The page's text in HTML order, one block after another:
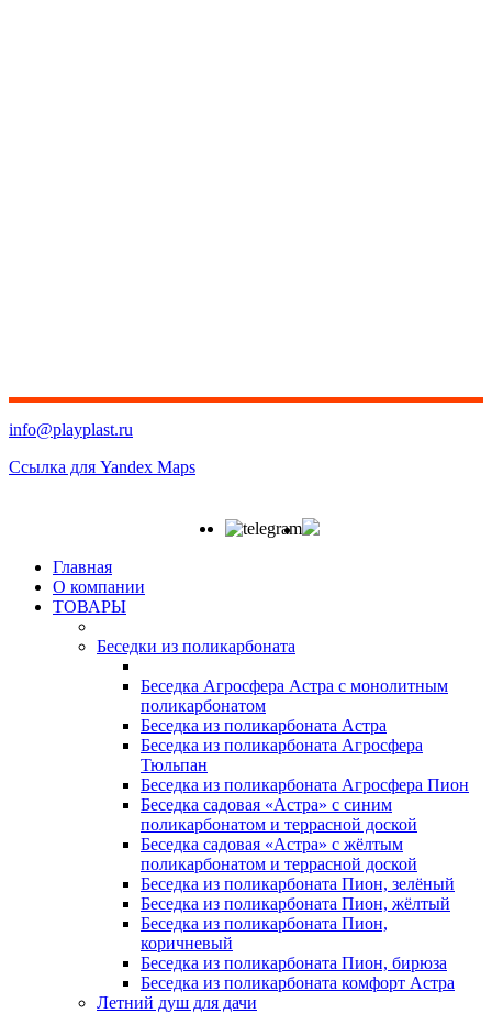
info@playplast.ru
Ссылка для Yandex Maps
Главная
О компании
ТОВАРЫ
Беседки из поликарбоната
Беседка Агросфера Астра с монолитным
поликарбонатом
Беседка из поликарбоната Астра
Беседка из поликарбоната Агросфера
Тюльпан
Беседка из поликарбоната Агросфера Пион
Беседка садовая «Астра» с синим
поликарбонатом и террасной доской
Беседка садовая «Астра» с жёлтым
поликарбонатом и террасной доской
Беседка из поликарбоната Пион, зелёный
Беседка из поликарбоната Пион, жёлтый
Беседка из поликарбоната Пион,
коричневый
Беседка из поликарбоната Пион, бирюза
Беседка из поликарбоната комфорт Астра
Летний душ для дачи